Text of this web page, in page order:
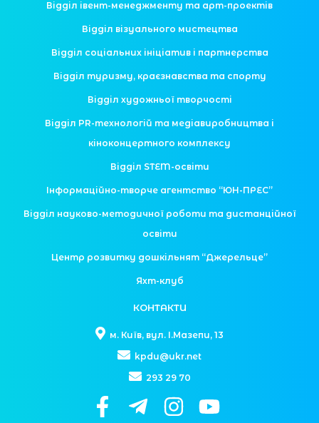
Відділ івент-менеджменту та арт-проектів
Відділ візуального мистецтва
Відділ соціальних ініціатив і партнерства
Відділ туризму, краєзнавства та спорту
Відділ художньої творчості
Відділ PR-технологій та медіавиробництва і
кіноконцертного комплексу
Відділ STEM-освіти
Інформаційно-творче агентство “ЮН-ПРЕС”
Відділ науково-методичної роботи та дистанційної
освіти
Центр розвитку дошкільнят “Джерельце”
Яхт-клуб
КОНТАКТИ
м. Київ, вул. І.Мазепи, 13
kpdu@ukr.net
293 29 70